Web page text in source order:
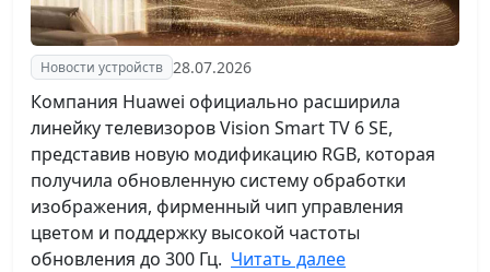
Новости устройств 28.07.2026
Компания Huawei официально расширила
линейку телевизоров Vision Smart TV 6 SE,
представив новую модификацию RGB, которая
получила обновленную систему обработки
изображения, фирменный чип управления
цветом и поддержку высокой частоты
обновления до 300 Гц. Читать далее